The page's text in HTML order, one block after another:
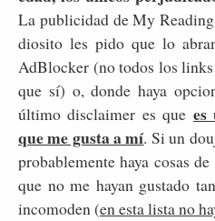
La publicidad de My
diosito les pido que lo
AdBlocker (no todos los
que sí) o, donde haya
último disclaimer es que
que me gusta a mí. Si un
probablemente haya cosas
que no me hayan gustado
incomoden (en esta lista no